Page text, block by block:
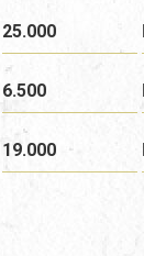
25.000
6.500
19.000